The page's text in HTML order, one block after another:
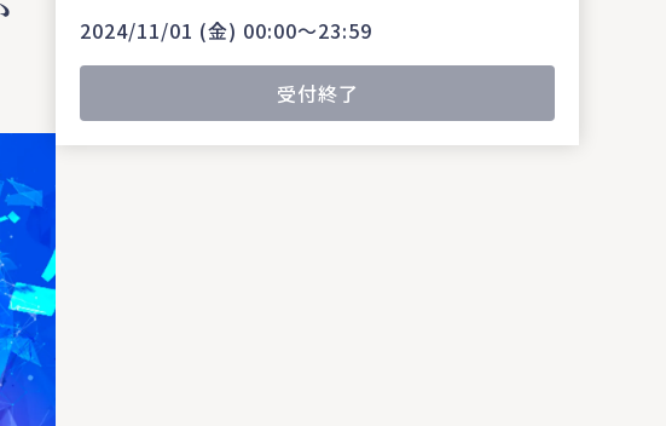
2024/11/01 (金) 00:00〜23:59
受付終了